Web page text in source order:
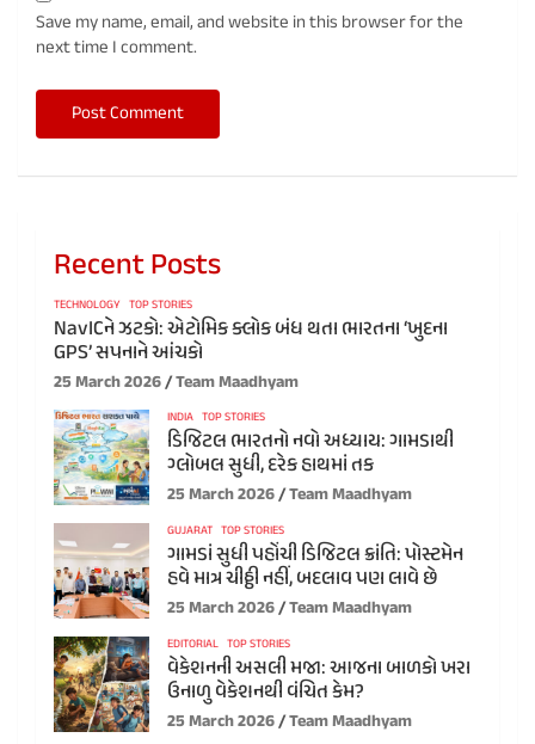
Save my name, email, and website in this browser for the
next time I comment.
Recent Posts
TECHNOLOGY TOP STORIES
NavICને ઝટકો: એટોમિક ક્લોક બંધ થતા ભારતના ‘ખુદના
GPS’ સપનાને આંચકો
25 March 2026 Team Maadhyam
INDIA TOP STORIES
ડિજિટલ ભારતનો નવો અધ્યાય: ગામડાથી
ગ્લોબલ સુધી, દરેક હાથમાં તક
25 March 2026 Team Maadhyam
GUJARAT TOP STORIES
ગામડાં સુધી પહોંચી ડિજિટલ ક્રાંતિ: પોસ્ટમેન
હવે માત્ર ચીઠ્ઠી નહીં, બદલાવ પણ લાવે છે
25 March 2026 Team Maadhyam
EDITORIAL TOP STORIES
વેકેશનની અસલી મજા: આજના બાળકો ખરા
ઉનાળુ વેકેશનથી વંચિત કેમ?
25 March 2026 Team Maadhyam